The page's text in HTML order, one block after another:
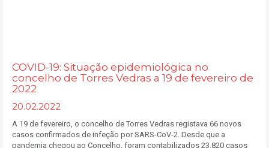
COVID-19: Situação epidemiológica no
concelho de Torres Vedras a 19 de fevereiro de
2022
20.02.2022
A 19 de fevereiro, o concelho de Torres Vedras registava 66 novos
casos confirmados de infeção por SARS-CoV-2. Desde que a
pandemia chegou ao Concelho, foram contabilizados 23.820 casos